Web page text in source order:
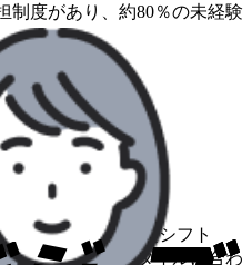
制度があり、約80％の未経験
軟な働き方＞ 固定シフト
個々のライフスタイルに合わ